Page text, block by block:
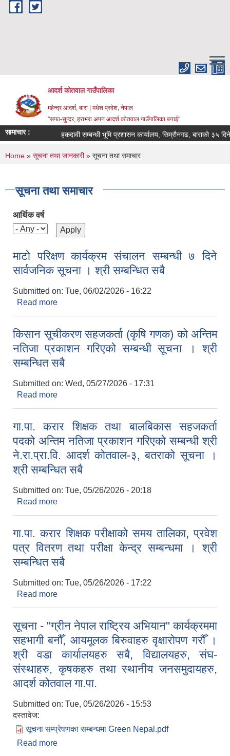
Skip to main content
आदर्श कोतवाल गाउँपालिका
महेन्द्र आदर्श, बारा | मधेश प्रदेश, नेपाल
"सफा-सुन्दर, हराभरा अपन आदर्श कोतवाल गाउँपालिका बनाई"
सामाचार : हकदावी सम्बन्धी भूमि प्रशासन कार्यालय, सिम्रौनगढ, बाराको ३५
You are here
Home » सूचना तथा जानकारी» सूचना तथा समाचार
सूचना तथा समाचार
आर्थिक वर्ष
माटो परिक्षण कार्यक्रम संचालन सम्बन्धी ७ दिने
सार्वजनिक सूचना । श्री सम्बन्धित सबै
Submitted on: Tue, 06/02/2026 - 16:22
Read more
किसान सूचीकरण सहजकर्ता (कृषि गणक) को अन्तिम
नतिजा प्रकाशन गरिएको सम्बन्धी सूचना । श्री
सम्बन्धित सबै
Submitted on: Wed, 05/27/2026 - 17:31
Read more
गा.पा. करार शिक्षक तथा बालबिकास सहजकर्ता
पदको अन्तिम नतिजा प्रकाशन गरिएको सम्बन्धी श्री
ने.रा.प्रा.वि. आदर्श कोतवाल-३, बतराको सूचना ।
श्री सम्बन्धित सबै
Submitted on: Tue, 05/26/2026 - 20:18
Read more
सम्बन्धित सबै
गा.पा. करार शिक्षक परीक्षाको समय तालिका, प्रवेश
पत्र वितरण तथा परीक्षा केन्द्र सम्बन्धमा । श्री
सम्बन्धित सबै
Submitted on: Tue, 05/26/2026 - 17:22
Read more
सूचना - "ग्रीन नेपाल राष्ट्रिय अभियान" कार्यक्रममा
सहभागी बनौँ, आयमूलक बिरुवाहरु वृक्षारोपण गरौँ ।
श्री वडा कार्यालयहरु सबै, विद्यालयहरु, संघ-
संस्थाहरु, कृषकहरु तथा स्थानीय जनसमुदायहरु,
आदर्श कोतवाल गा.पा.
Submitted on: Tue, 05/26/2026 - 15:53
दस्तावेज:
सूचना सम्प्रेषणका सम्बन्धमा Green Nepal.pdf
Read more